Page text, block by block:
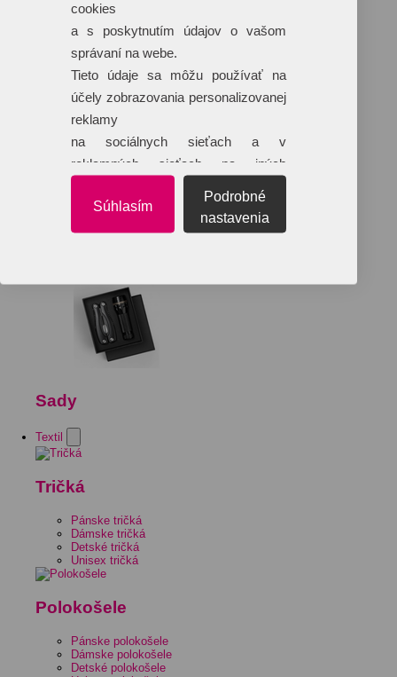
Sady
Textil
Tričká
Pánske tričká
Dámske tričká
Detské tričká
Unisex tričká
Polokošele
Pánske polokošele
Dámske polokošele
Detské polokošele
cookies
a s poskytnutím údajov o vašom
správaní na webe.
Tieto údaje sa môžu používať na
účely zobrazovania personalizovanej
reklamy
na sociálnych sieťach a v
reklamných sieťach na iných
Súhlasím
Podrobné
nastavenia